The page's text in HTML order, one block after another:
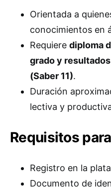
Orientada a
conocimientos en
Requiere diploma
grado y
(Saber 11).
Duración
lectiva y
Requisitos
Registro en la
Documento de